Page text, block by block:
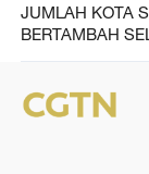
JUMLAH KOTA
BERTAMBAH